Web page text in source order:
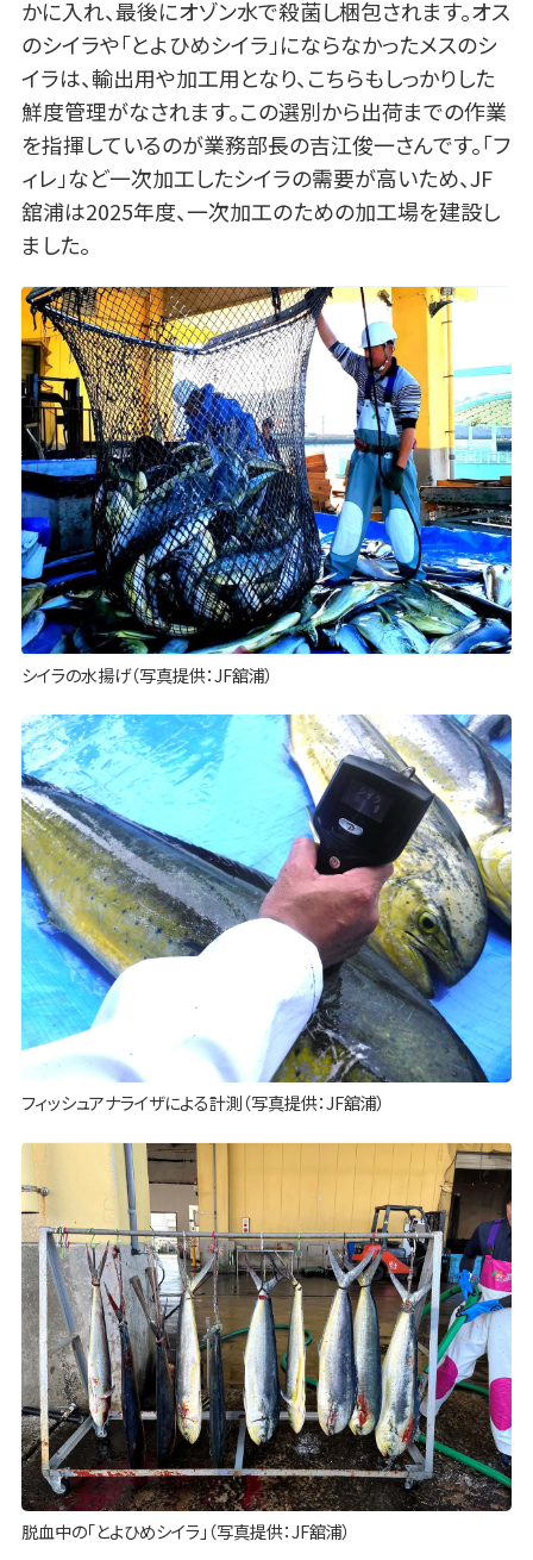
かに入れ、最後にオゾン水で殺菌し梱包されます。オス
のシイラや「とよひめシイラ」にならなかったメスのシ
イラは、輸出用や加工用となり、こちらもしっかりした
鮮度管理がなされます。この選別から出荷までの作業
を指揮しているのが業務部長の吉江俊一さんです。「フ
ィレ」など一次加工したシイラの需要が高いため、JF
舘浦は2025年度、一次加工のための加工場を建設し
ました。
シイラの水揚げ（写真提供：JF舘浦）
フィッシュアナライザによる計測（写真提供：JF舘浦）
脱血中の「とよひめシイラ」（写真提供：JF舘浦）